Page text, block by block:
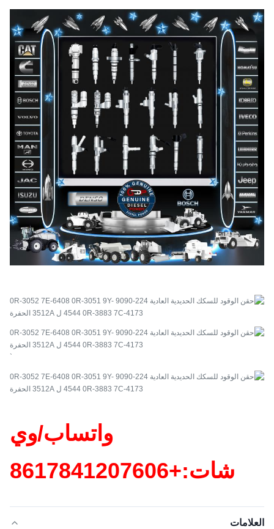
`
واتساب/وي
شات:+8617841207606
العلامات